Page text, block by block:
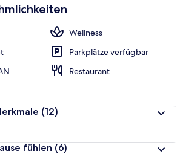
Wellness
Parkplätze verfügbar
Restaurant
(12)
fühlen (6)